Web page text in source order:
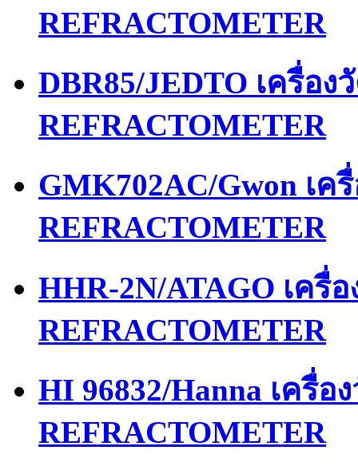
REFRACTOMETER
DBR85/JEDTO เครื่อ
REFRACTOMETER
GMK702AC/Gwon เ
REFRACTOMETER
HHR-2N/ATAGO เครื่
REFRACTOMETER
HI 96832/Hanna เครื่
REFRACTOMETER